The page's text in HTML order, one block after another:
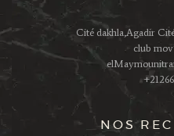
Cité dakhla,Agadir
club
NOS